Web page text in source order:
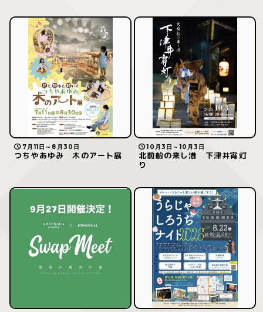
7月11日～8月30日
つちやあゆみ 木のアート展
10月3日～10月3日
北前船の来し港 下津井宵灯
り